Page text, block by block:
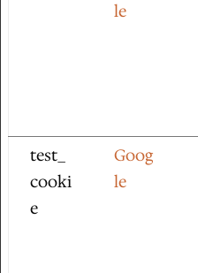
le
test_
cooki
e
Goog
le